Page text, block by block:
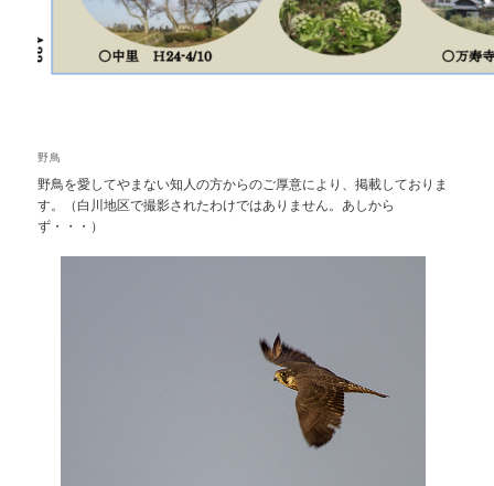
野鳥
野鳥を愛してやまない知人の方からのご厚意により、掲載しておりま
す。（白川地区で撮影されたわけではありません。あしから
ず・・・）